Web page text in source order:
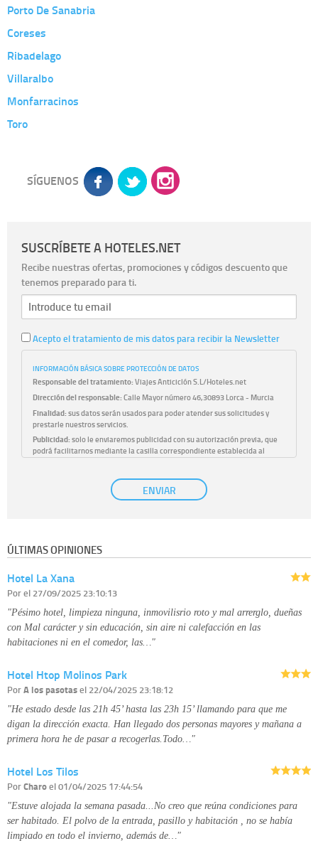
Porto De Sanabria
Coreses
Ribadelago
Villaralbo
Monfarracinos
Toro
SÍGUENOS
SUSCRÍBETE A HOTELES.NET
Recibe nuestras ofertas, promociones y códigos descuento que
tenemos preparado para ti.
Acepto el tratamiento de mis datos para recibir la Newsletter
INFORMACIÓN BÁSICA SOBRE PROTECCIÓN DE DATOS
Responsable del tratamiento:Viajes Anticiclón S.L/Hoteles.net
Dirección del responsable:Calle Mayor número 46,30893 Lorca - Murcia
Finalidad:sus datos serán usados para poder atender sus solicitudes y
prestarle nuestros servicios.
Publicidad:solo le enviaremos publicidad con su autorización previa, que
podrá facilitarnos mediante la casilla correspondiente establecida al
únicamente trataremos sus datos con su consentimiento
previo, que podrá facilitarnos mediante la casilla correspondiente
Derechos:tiene derecho a saber qué información tenemos sobre usted,
disponible en nuestra página web.
Información complementaria:
ENVIAR
ÚLTIMAS OPINIONES
Hotel La Xana
Porel 27/09/2025 23:10:13
"Pésimo hotel, limpieza ninguna, inmovilisrio roto y mal arrerglo, dueñas
con Mal carácter y sin educación, sin aire ni calefacción en las
habitaciones ni en el comedor, las…"
Hotel Htop Molinos Park
PorA los pasotasel 22/04/2025 23:18:12
"He estado desde las 21h 45’ hasta las 23h 15’ llamando para que me
digan la dirección exacta. Han llegado dos personas mayores y mañana a
primera hora he de pasar a recogerlas.Todo…"
Hotel Los Tilos
PorCharoel 01/04/2025 17:44:54
"Estuve alojada la semana pasada...No creo que reúna condiciones para
ser habitado. El polvo de la entrada, pasillo y habitación , no se había
limpiado en todo el invierno, además de…"